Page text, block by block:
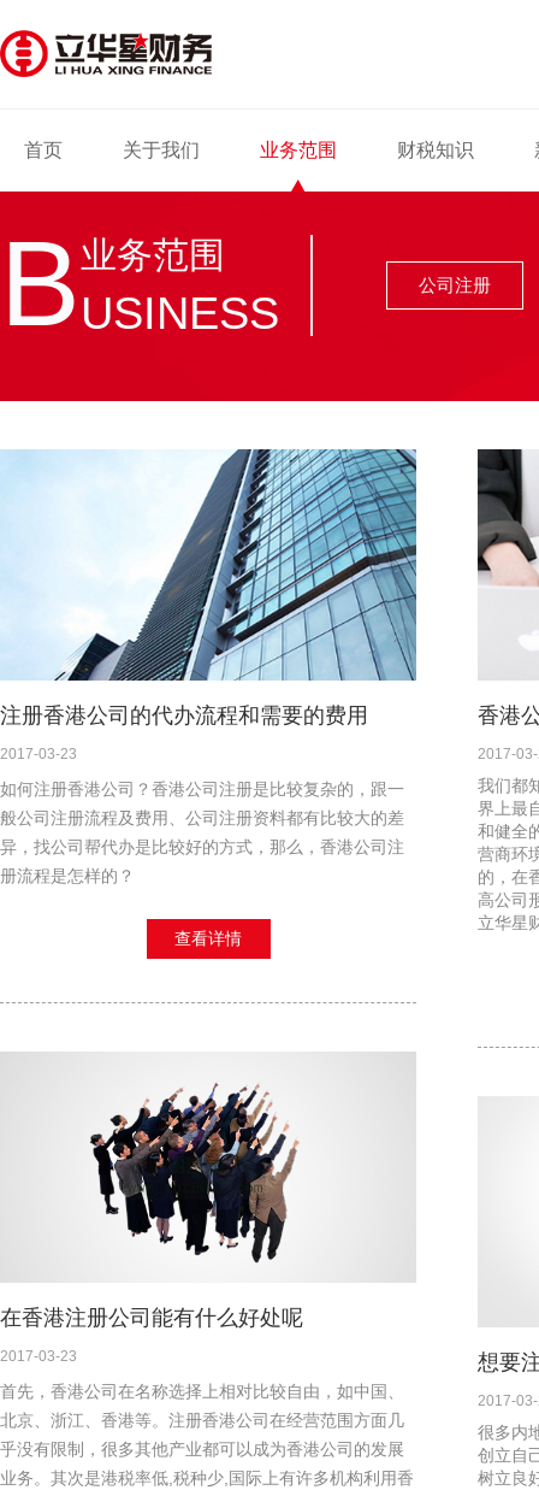
首页 关于我们 业务范围 财税知识
B业务范围
USINESS
公司注册
注册香港公司的代办流程和需要的费用
2017-03-23
如何注册香港公司？香港公司注册是比较复杂的，跟一
般公司注册流程及费用、公司注册资料都有比较大的差
异，找公司帮代办是比较好的方式，那么，香港公司注
册流程是怎样的？
查看详情
香港
2017-
我们都
界上最
和健全
营商环
的，在
高公司
立华星
在香港注册公司能有什么好处呢
2017-03-23
首先，香港公司在名称选择上相对比较自由，如中国、
北京、浙江、香港等。注册香港公司在经营范围方面几
乎没有限制，很多其他产业都可以成为香港公司的发展
业务。其次是港税率低,税种少,国际上有许多机构利用香
想要
2017-
很多内
创立自
树立良